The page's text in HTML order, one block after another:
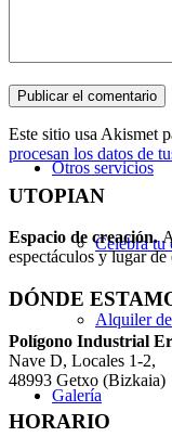
Música
Otros servicios
Celebra tu
Alquiler
Galería
Este sitio usa Akismet
procesan los datos de
UTOPIAN
Espacio de creación.
espectáculos y lugar de
DÓNDE
Polígono Industrial
Nave D, Locales 1-2,
48993 Getxo (Bizkaia)
HORARIO